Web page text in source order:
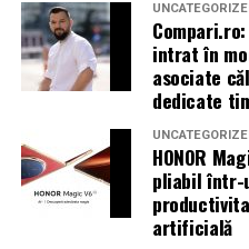
intrat în
asociate
dedicate
HONOR
pliabil într-
artificială